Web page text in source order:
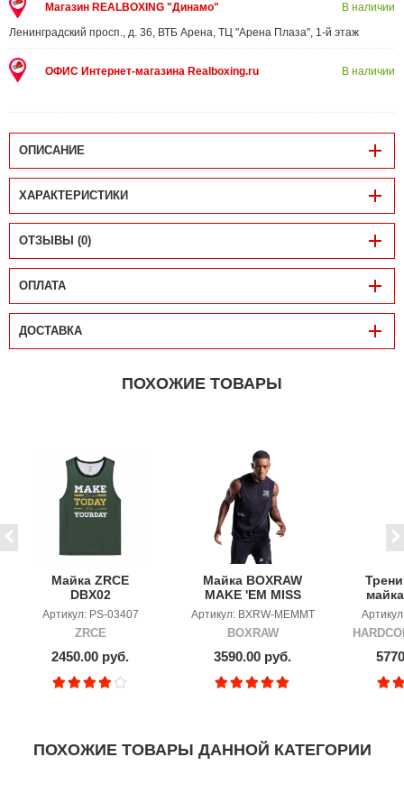
Магазин REALBOXING "Динамо"
Ленинградский просп., д. 36, ВТБ Арена, ТЦ "Арена Плаза", 1-й этаж
В наличии
ОФИС Интернет-магазина Realboxing.ru В наличии
ОПИСАНИЕ
ХАРАКТЕРИСТИКИ
ОТЗЫВЫ (0)
ОПЛАТА
ДОСТАВКА
ПОХОЖИЕ ТОВАРЫ
Майка ZRCE
DBX02
Артикул: PS-03407
ZRCE
2450.00 руб.
Майка BOXRAW
MAKE 'EM MISS
Артикул: BXRW-MEMMT
BOXRAW
3590.00 руб.
ПОХОЖИЕ ТОВАРЫ ДАННОЙ КАТЕГОРИИ